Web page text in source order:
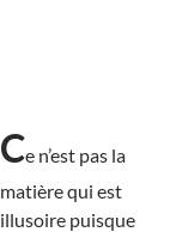
Ce n’est pas la
matière qui est
illusoire puisque